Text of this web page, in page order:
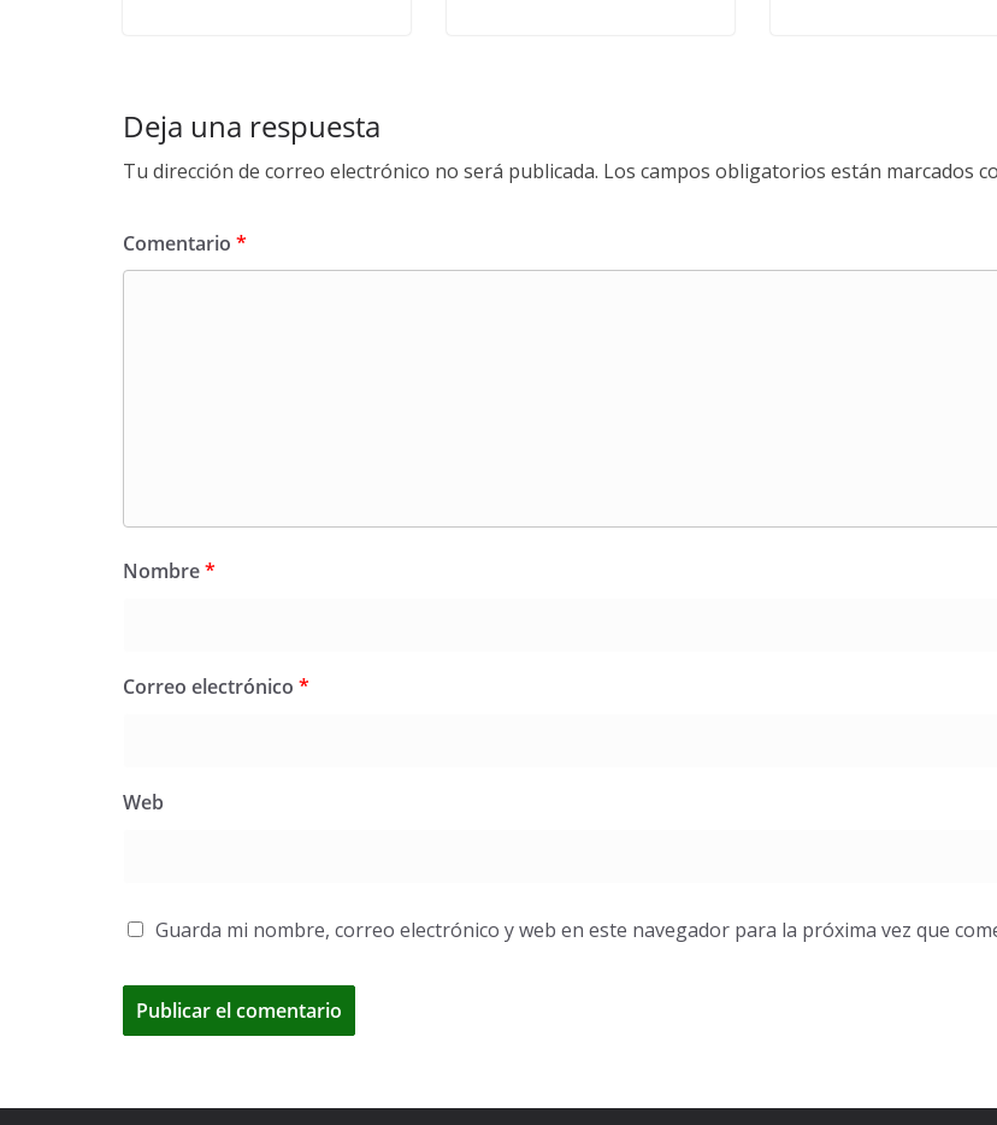
Deja una respuesta
Tu dirección de correo electrónico no será publicada. Los campos obligatorios están marcados
Comentario *
Nombre*
Correo electrónico *
Web
Guarda mi nombre, correo electrónico y web en este navegador para la próxima vez que